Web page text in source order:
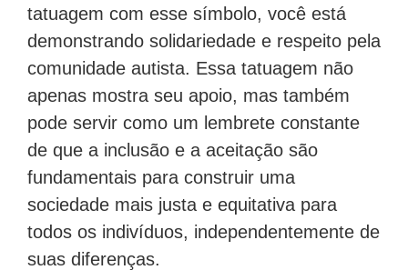
tatuagem com esse símbolo, você está
demonstrando solidariedade e respeito pela
comunidade autista. Essa tatuagem não
apenas mostra seu apoio, mas também
pode servir como um lembrete constante
de que a inclusão e a aceitação são
fundamentais para construir uma
sociedade mais justa e equitativa para
todos os indivíduos, independentemente de
suas diferenças.